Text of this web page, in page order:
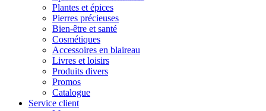
Plantes et épices
Pierres précieuses
Bien-être et santé
Cosmétiques
Accessoires en blaireau
Livres et loisirs
Produits divers
Promos
Catalogue
Service client